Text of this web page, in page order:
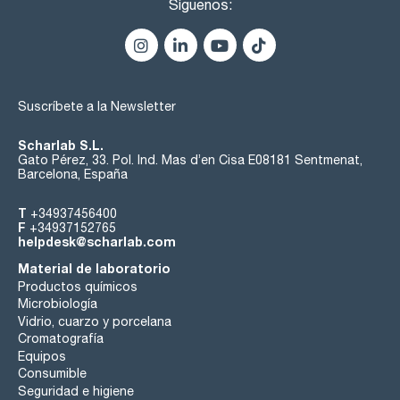
Síguenos:
Suscríbete a la Newsletter
Scharlab S.L.
Gato Pérez, 33. Pol. Ind. Mas d’en Cisa E08181 Sentmenat,
Barcelona, España
T +34937456400
F +34937152765
helpdesk@scharlab.com
Material de laboratorio
Productos químicos
Microbiología
Vidrio, cuarzo y porcelana
Cromatografía
Equipos
Consumible
Seguridad e higiene